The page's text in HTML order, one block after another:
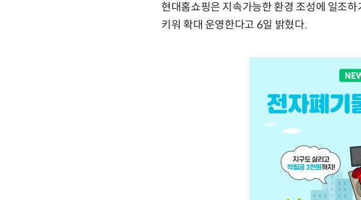
현대홈쇼핑은 지속가능한 환경 조성에 일조
키워 확대 운영한다고 6일 밝혔다.